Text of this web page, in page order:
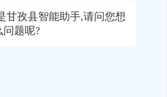
甘孜县智能助手,请问您想
问题呢?